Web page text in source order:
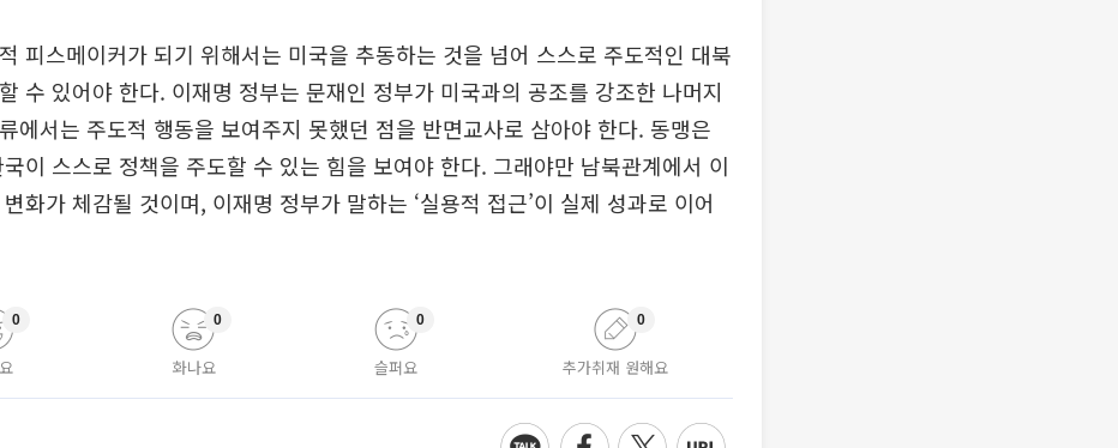
피스메이커가 되기 위해서는 미국을 추동하는 것을 넘어 스스로 주도적인 대북
수 있어야 한다. 이재명 정부는 문재인 정부가 미국과의 공조를 강조한 나머지
에서는 주도적 행동을 보여주지 못했던 점을 반면교사로 삼아야 한다. 동맹은
이 스스로 정책을 주도할 수 있는 힘을 보여야 한다. 그래야만 남북관계에서 이
화가 체감될 것이며, 이재명 정부가 말하는 ‘실용적 접근’이 실제 성과로 이어
0
화나요
0
슬퍼요
0
추가취재 원해요
0